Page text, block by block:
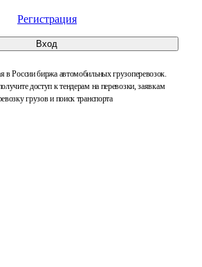
Регистрация
Вход
России биржа автомобильных грузоперевозок.
доступ к тендерам на перевозки, заявкам
грузов и поиск транспорта